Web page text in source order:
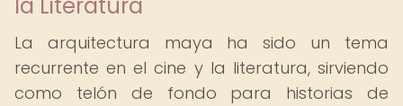
La arquitectura maya ha sido un tema
recurrente en el cine y la literatura, sirviendo
como telón de fondo para historias de